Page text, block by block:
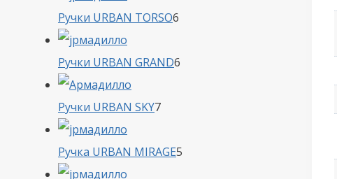
Ручки URBAN TORSO6
Ручки URBAN GRAND6
Ручки URBAN SKY77
Ручка URBAN MIRAGE5